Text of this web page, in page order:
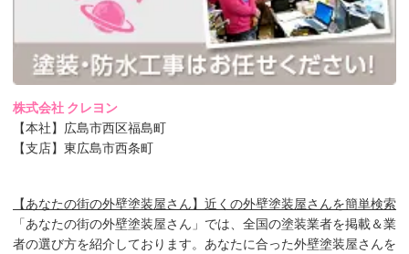
株式会社 クレヨン
【本社】広島市西区福島町
【支店】東広島市西条町
【あなたの街の外壁塗装屋さん】近くの外壁塗装屋さんを簡単検索
「あなたの街の外壁塗装屋さん」では、全国の塗装業者を掲載＆業
者の選び方を紹介しております。あなたに合った外壁塗装屋さんを